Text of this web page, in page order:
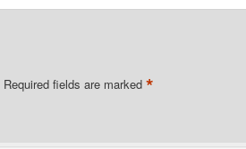
Required fields are marked *